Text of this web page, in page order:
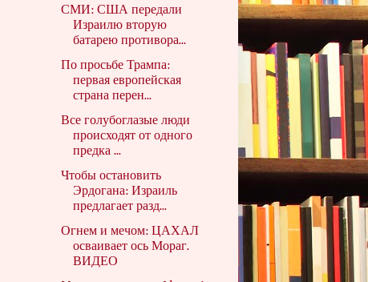
СМИ: США передали
Израилю вторую
батарею противора...
По просьбе Трампа:
первая европейская
страна перен...
Все голубоглазые люди
происходят от одного
предка ...
Чтобы остановить
Эрдогана: Израиль
предлагает разд...
Огнем и мечом: ЦАХАЛ
осваивает ось Мораг.
ВИДЕО